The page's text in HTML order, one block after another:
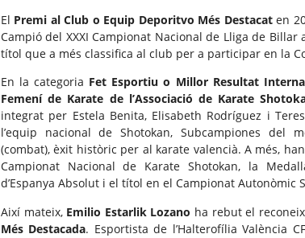
El Premi al Club o Equip Deporitvo Més Destacaten
Campió del XXXI Campionat Nacional de Lliga de Billar
títol que a més classifica al club per a participar en la
En la categoria Fet Esportiu o Millor Resultat
Femení de Karate de l’Associació de Karate
integrat per Estela Benita, Elisabeth Rodríguez i
l’equip nacional de Shotokan, Subcampiones
(combat), èxit històric per al karate valencià. A més,
Campionat Nacional de Karate Shotokan, la
d’Espanya Absolut i el títol en el Campionat Autonòmic
Així mateix, Emilio Estarlik Lozano ha rebut el
Més Destacada. Esportista de l’Halterofília València